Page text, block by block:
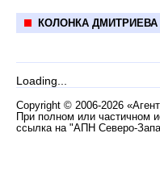
КОЛОНКА ДМИТРИЕВА
Loading...
Copyright © 2006-2026
При полном или частичном
ссылка на "АПН Северо-